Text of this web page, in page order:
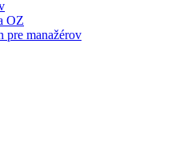
OZ
pre manažérov